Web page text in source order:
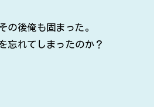
の後俺も固まった。
忘れてしまったのか？